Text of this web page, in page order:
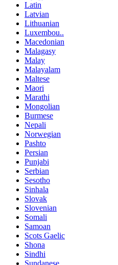
Latin
Latvian
Lithuanian
Luxembou..
Macedonian
Malagasy
Malay
Malayalam
Maltese
Maori
Marathi
Mongolian
Burmese
Nepali
Norwegian
Pashto
Persian
Punjabi
Serbian
Sesotho
Sinhala
Slovak
Slovenian
Somali
Samoan
Scots Gaelic
Shona
Sindhi
Sundanese